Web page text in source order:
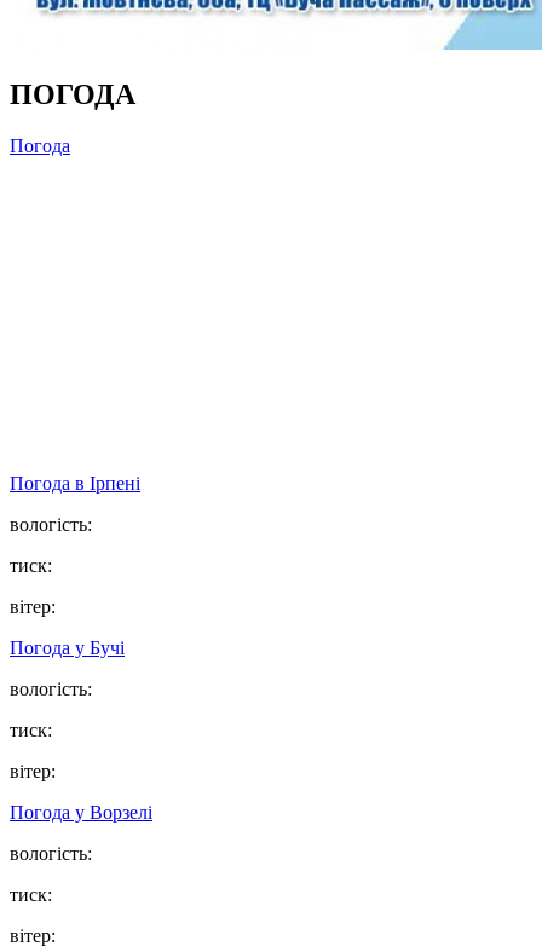
ПОГОДА
Погода
Погода в Ірпені
вологість:
тиск:
вітер:
Погода у Бучі
вологість:
тиск:
вітер:
Погода у Ворзелі
вологість:
тиск:
вітер: